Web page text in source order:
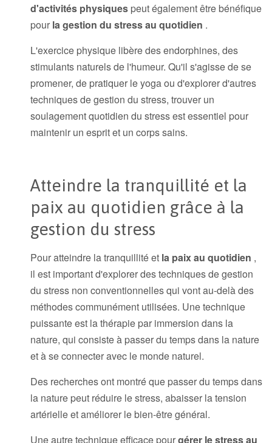
d'activités physiques peut également être bénéfique
pour la gestion du stress au quotidien .
L'exercice physique libère des endorphines, des
stimulants naturels de l'humeur. Qu'il s'agisse de se
promener, de pratiquer le yoga ou d'explorer d'autres
techniques de gestion du stress, trouver un
soulagement quotidien du stress est essentiel pour
maintenir un esprit et un corps sains.
Atteindre la tranquillité et la
paix au quotidien grâce à la
gestion du stress
Pour atteindre la tranquillité et la paixau quotidien ,
il est important d'explorer des techniques de gestion
du stress non conventionnelles qui vont au-delà des
méthodes communément utilisées. Une technique
puissante est la thérapie par immersion dans la
nature, qui consiste à passer du temps dans la nature
et à se connecter avec le monde naturel.
Des recherches ont montré que passer du temps dans
la nature peut réduire le stress, abaisser la tension
artérielle et améliorer le bien-être général.
Une autre technique efficace pourgérer le stress au